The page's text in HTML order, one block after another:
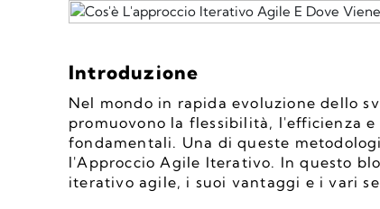
Introduzione
Nel mondo in rapida evoluzione dello
promuovono la flessibilità, l'efficienza
fondamentali. Una di queste
l'Approccio Agile Iterativo. In questo
iterativo agile, i suoi vantaggi e i vari